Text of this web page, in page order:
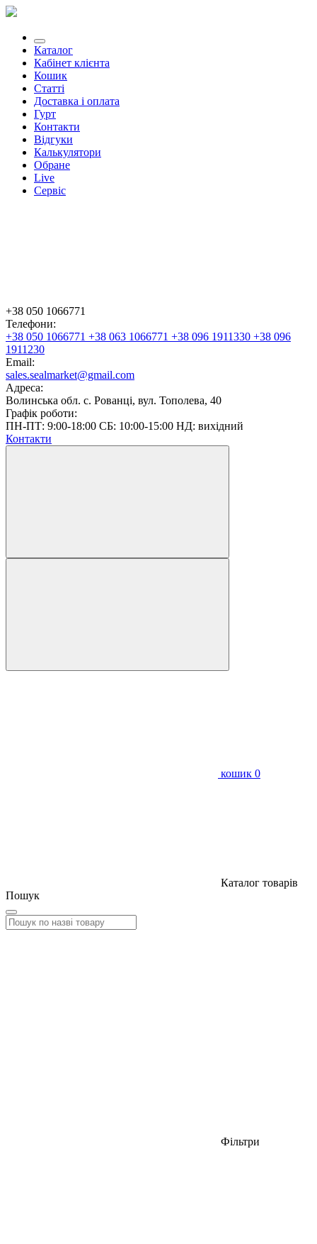
Каталог
Кабінет клієнта
Кошик
Статті
Доставка і оплата
Гурт
Контакти
Відгуки
Калькулятори
Обране
Live
Сервіс
+38 050 1066771
Телефони:
+38 050 1066771 +38 063 1066771 +38 096 1911330 +38 096
1911230
Email:
sales.sealmarket@gmail.com
Адреса:
Волинська обл. с. Рованці, вул. Тополева, 40
Графік роботи:
ПН-ПТ: 9:00-18:00 СБ: 10:00-15:00 НД: вихідний
Контакти
кошик 0
Каталог товарів
Пошук
Фільтри